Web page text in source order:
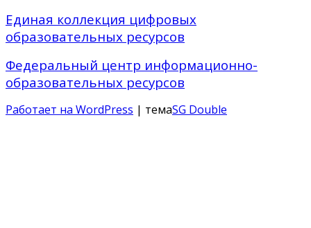
Единая коллекция цифровых
образовательных ресурсов
Федеральный центр информационно-
образовательных ресурсов
Работает на WordPress | темаSG Double